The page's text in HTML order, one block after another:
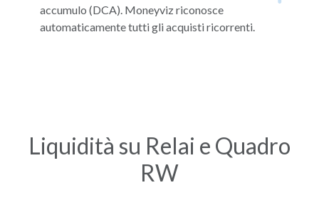
accumulo (DCA). Moneyviz riconosce
automaticamente tutti gli acquisti ricorrenti.
Liquidità su Relai e Quadro
RW